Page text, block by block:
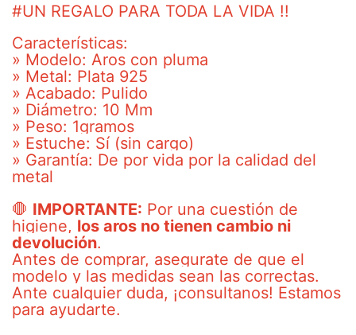
#UN REGALO PARA TODA LA VIDA !!
Características:
» Modelo: Aros con pluma
» Metal: Plata 925
» Acabado: Pulido
» Diámetro: 10 Mm
» Peso: 1gramos
» Estuche: Sí (sin cargo)
» Garantía: De por vida por la calidad del
metal
🛑 IMPORTANTE: Por una cuestión de
higiene, los aros no tienen cambio ni
devolución.
Antes de comprar, asegurate de que el
modelo y las medidas sean las correctas.
Ante cualquier duda, ¡consultanos! Estamos
para ayudarte.